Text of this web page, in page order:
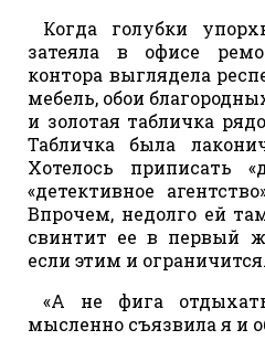
Когда голубки
затеяла в офисе
контора выглядела
мебель, обои
и золотая табличка
Табличка была
Хотелось приписать
«детективное
Впрочем, недолго ей
свинтит ее в первый
если этим и ограничится.
«А не фига
мысленно съязвила я и